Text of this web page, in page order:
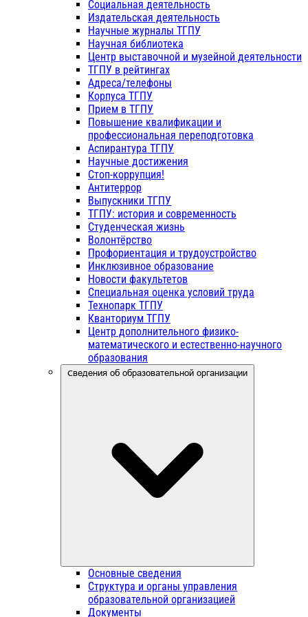
Социальная деятельность
Издательская деятельность
Научные журналы ТГПУ
Научная библиотека
Центр выставочной и музейной деятельности
ТГПУ в рейтингах
Адреса/телефоны
Корпуса ТГПУ
Прием в ТГПУ
Повышение квалификации и
профессиональная переподготовка
Аспирантура ТГПУ
Научные достижения
Стоп-коррупция!
Антитеррор
Выпускники ТГПУ
ТГПУ: история и современность
Студенческая жизнь
Волонтёрство
Профориентация и трудоустройство
Инклюзивное образование
Новости факультетов
Специальная оценка условий труда
Технопарк ТГПУ
Кванториум ТГПУ
Центр дополнительного физико-
математического и естественно-научного
образования
Сведения об образовательной организации
Основные сведения
Структура и органы управления
образовательной организацией
Документы